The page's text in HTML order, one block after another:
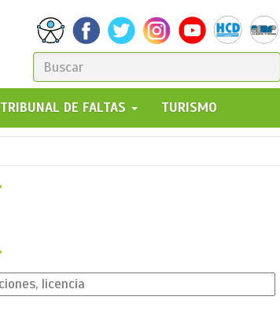
FORMULARIO
DE
BÚSQUEDA
GO!
TRIBUNAL DE FALTAS TURISMO